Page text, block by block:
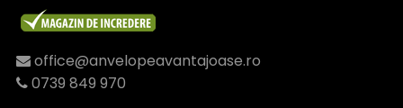
office@anvelopeavantajoase.ro
0739 849 970